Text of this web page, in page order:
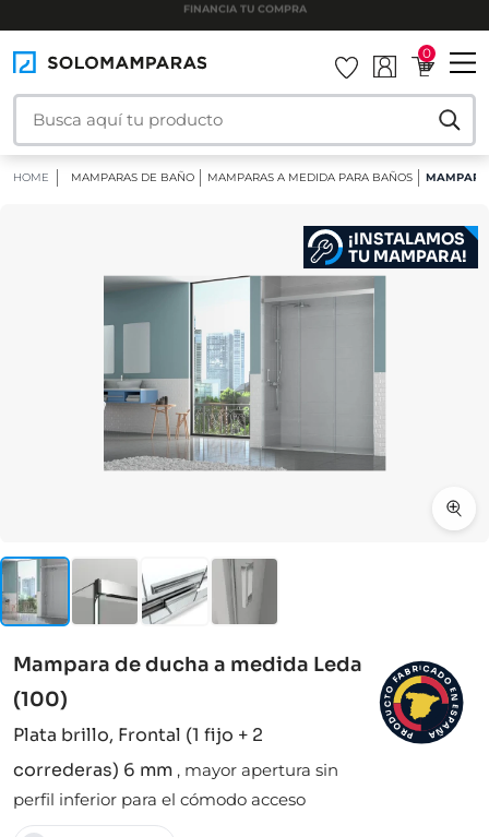
INSTALAMOS TU MAMPARA
0
HOME MAMPARAS DE BAÑO MAMPARAS A MEDIDA PARA BAÑOS
¡INSTALAMOS
TU MAMPARA!
Mampara de ducha a medida Leda
(100)
Plata brillo, Frontal (1 fijo + 2
correderas) 6 mm , mayor apertura sin
perfil inferior para el cómodo acceso
P
R
O
D
U
C
T
O
FABRICADO
E
N
E
S
P
A
Ñ
A